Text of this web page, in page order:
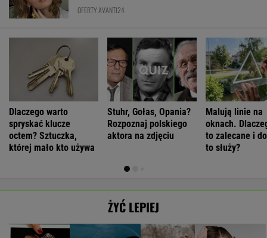
OFERTY AVANTI24
Dlaczego warto
spryskać klucze
octem? Sztuczka,
której mało kto używa
Stuhr, Gołas, Opania?
Rozpoznaj polskiego
aktora na zdjęciu
Malują linie na
oknach.
to zalecane i
to służy?
ŻYĆ LEPIEJ